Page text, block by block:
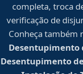
completa, troca
verificação de
Conheça também
Desentupimento
Desentupimento